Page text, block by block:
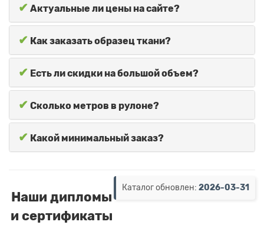
✔ Актуальные ли цены на сайте?
✔ Как заказать образец ткани?
✔ Есть ли скидки на большой объем?
✔ Сколько метров в рулоне?
✔ Какой минимальный заказ?
Каталог обновлен: 2026-03-31
Наши дипломы
и сертификаты